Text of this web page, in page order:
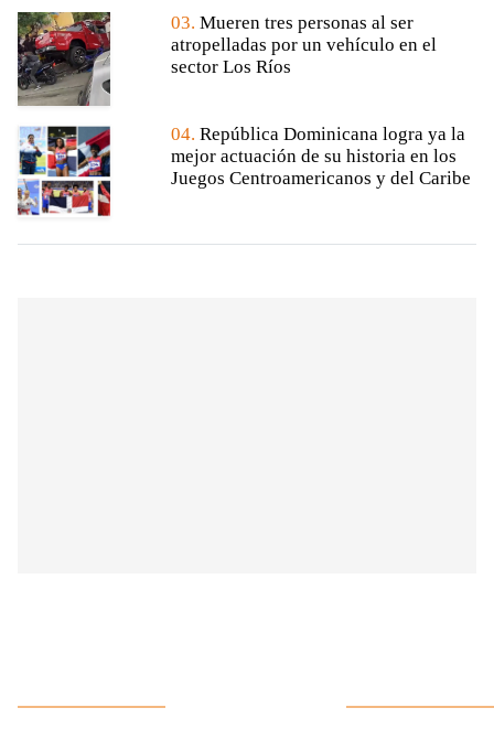
03. Mueren tres personas al ser
atropelladas por un vehículo en el
sector Los Ríos
04. República Dominicana logra ya la
mejor actuación de su historia en los
Juegos Centroamericanos y del Caribe